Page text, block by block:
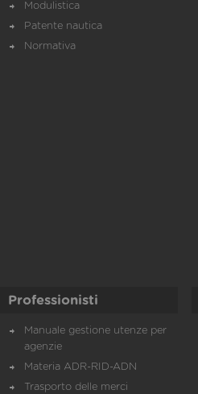
Modulistica
Patente nautica
Normativa
Professionisti
Manuale gestione utenze per
agenzie
Materia ADR-RID-ADN
Trasporto delle merci